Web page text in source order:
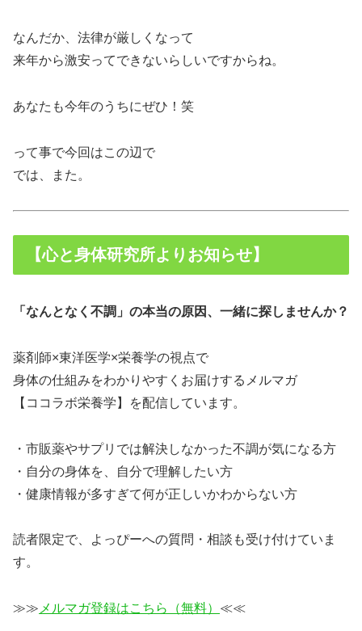
なんだか、法律が厳しくなって
来年から激安ってできないらしいですからね。
あなたも今年のうちにぜひ！笑
って事で今回はこの辺で
では、また。
【心と身体研究所よりお知らせ】
「なんとなく不調」の本当の原因、一緒に探しませんか？
薬剤師×東洋医学×栄養学の視点で
身体の仕組みをわかりやすくお届けするメルマガ
【ココラボ栄養学】を配信しています。
・市販薬やサプリでは解決しなかった不調が気になる方
・自分の身体を、自分で理解したい方
・健康情報が多すぎて何が正しいかわからない方
読者限定で、よっぴーへの質問・相談も受け付けていま
す。
≫≫ メルマガ登録はこちら（無料） ≪≪